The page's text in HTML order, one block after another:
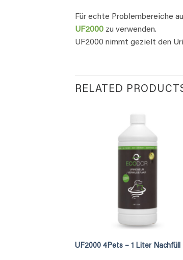
Für echte Problembereiche
UF2000 zu verwenden.
UF2000 nimmt gezielt den
RELATED
UF2000 4Pets – 1 Liter Nachfüll